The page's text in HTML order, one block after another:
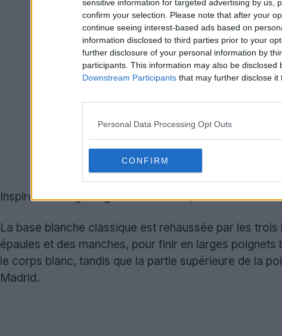
sensitive information for targeted advertising by us,
confirm your selection. Please note that after your
continue seeing interest-based ads based on
information disclosed to third parties prior to your
further disclosure of your personal information by
participants. This information may also be disclosed
Downstream Participants that may further disclose it
Personal Data Processing Opt Outs
CONFIRM
Inspiré du design original de 2001-02, ce remake
La base blanche classique est rehaussée par les
épaules et des manches, pour finir en larges
le corps blanc, tandis que la partie supérieure de la
Madrid.